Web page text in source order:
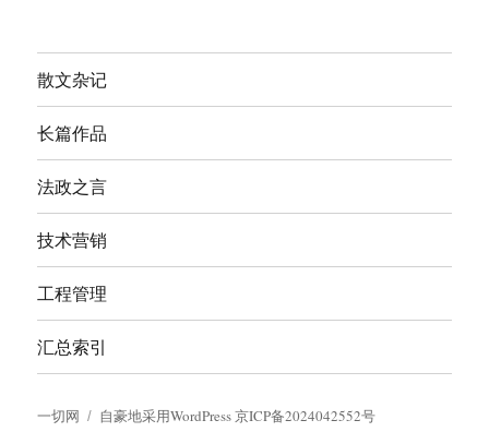
散文杂记
长篇作品
法政之言
技术营销
工程管理
汇总索引
一切网 自豪地采用WordPress京ICP备2024042552号